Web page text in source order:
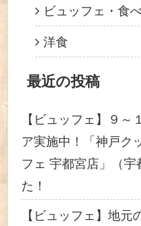
ビュッフェ・食
洋食
最近の投稿
【ビュッフェ】９
ア実施中！「神戸ク
フェ 宇都宮店」（
た！
【ビュッフェ】地